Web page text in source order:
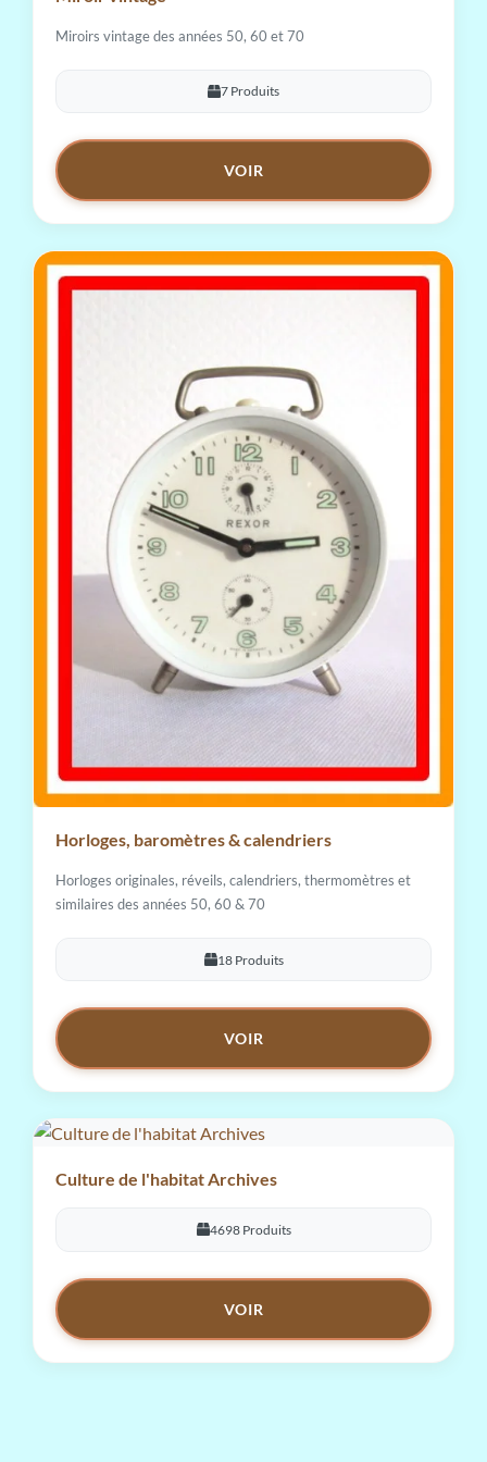
Miroirs vintage des années 50, 60 et 70
7 Produits
VOIR
Horloges, baromètres & calendriers
Horloges originales, réveils, calendriers, thermomètres et
similaires des années 50, 60 & 70
18 Produits
VOIR
Culture de l'habitat Archives
4698 Produits
VOIR